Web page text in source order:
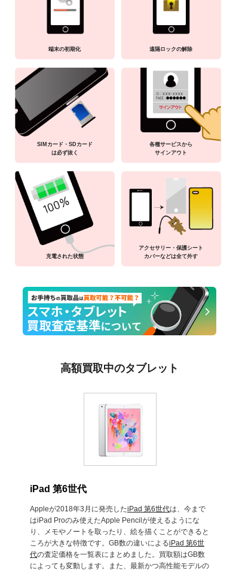
端末の初期化 遠隔ロックの解除
SIMカード・SDカード
は必ず抜く
各種サービスから
サインアウト
充電された状態
アクセサリー・保護シート
カバーなどは全て外す
高額買取中のタブレット
iPad 第6世代
Appleが2018年3月に発売したiPad 第6世代は、今まで
はiPad Proのみ使えたApple Pencilが使えるようにな
り、メモやノートを取ったり、絵を描くことができると
ころが大きな特徴です。GB数の違いによるiPad 第6世
代の査定価格を一覧表にまとめました。買取額はGB数
によっても変動します。また、最新かつ高性能モデルの